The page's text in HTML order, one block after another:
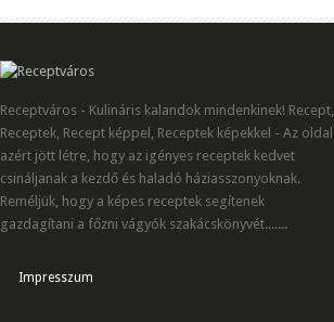
Receptváros - Kulináris kalandok mindenkinek! Recept,
Receptek, Recept képpel, Receptek képekkel - Az oldal
azért jött létre, hogy az igényes receptek kedvet
csináljanak a kezdő és haladó háziasszonyoknak.
Reméljük, hogy a képes receptek segítenek
gazdagítani a főzni vágyók szakácskönyvét.......
Impresszum